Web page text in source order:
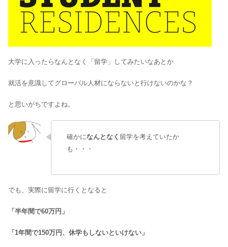
大学に入ったらなんとなく「留学」してみたいなあとか
就活を意識してグローバル人材にならないと行けないのかな？
と思いがちですよね。
確かになんとなく 留学を考えていたか
も・・・
でも、実際に留学に行くとなると
「半年間で60万円」
「1年間で150万円、休学もしないといけない」